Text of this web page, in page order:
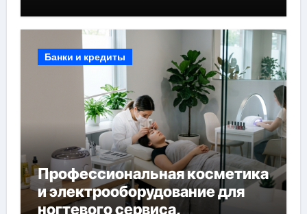
Банки и кредиты
Профессиональная косметика
и электрооборудование для
ногтевого сервиса,